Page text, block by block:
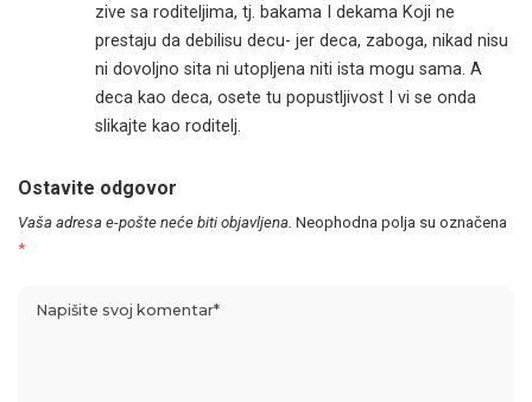
zive sa roditeljima, tj. bakama I dekama Koji ne
prestaju da debilisu decu- jer deca, zaboga, nikad nisu
ni dovoljno sita ni utopljena niti ista mogu sama. A
deca kao deca, osete tu popustljivost I vi se onda
slikajte kao roditelj.
Ostavite odgovor
Vaša adresa e-pošte neće biti objavljena. Neophodna polja su označena
*